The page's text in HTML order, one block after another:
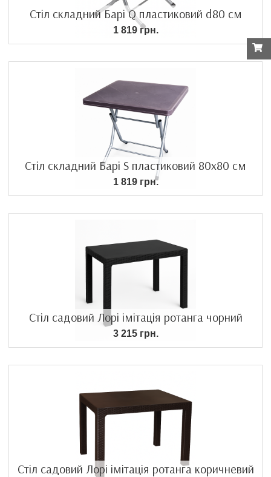
Стіл складний Барі Q пластиковий d80 см
1 819 грн.
Стіл складний Барі S пластиковий 80х80 см
1 819 грн.
Стіл садовий Лорі імітація ротанга чорний
3 215 грн.
Стіл садовий Лорі імітація ротанга коричневий